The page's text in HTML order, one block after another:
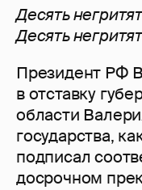
Десять
Десять
Президент РФ
в отставку
области
государства,
подписал
досрочном